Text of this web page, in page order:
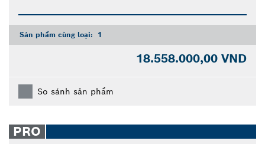
Sản phẩm cùng loại: 1
18.558.000,00 VND
So sánh sản phẩm
PRO